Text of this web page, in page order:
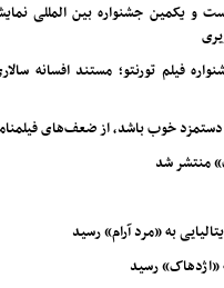
و یکمین جشنواره بین المللی
فیلم تورنتو؛ مستند افسانه
دستمزد خوب باشد، از ضعف‌های
منتشر شد
به «مرد آرام» رسید
«اژدهاک» رسید